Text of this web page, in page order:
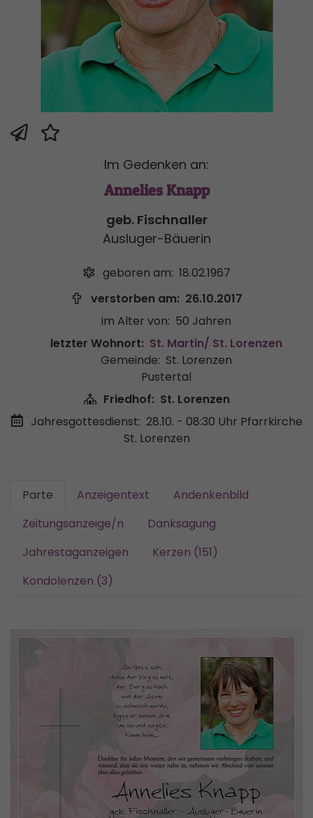
Im Gedenken an:
Annelies Knapp
geb. Fischnaller
Ausluger-Bäuerin
geboren am: 18.02.1967
verstorben am: 26.10.2017
im Alter von: 50 Jahren
letzter Wohnort: St. Martin/ St. Lorenzen
Gemeinde: St. Lorenzen
Pustertal
Friedhof: St. Lorenzen
Jahresgottesdienst: 28.10. - 08:30 Uhr Pfarrkirche
St. Lorenzen
Parte Anzeigentext
Andenkenbild
Zeitungsanzeige/n
Danksagung
Jahrestaganzeigen
Kerzen (151)
Kondolenzen (3)